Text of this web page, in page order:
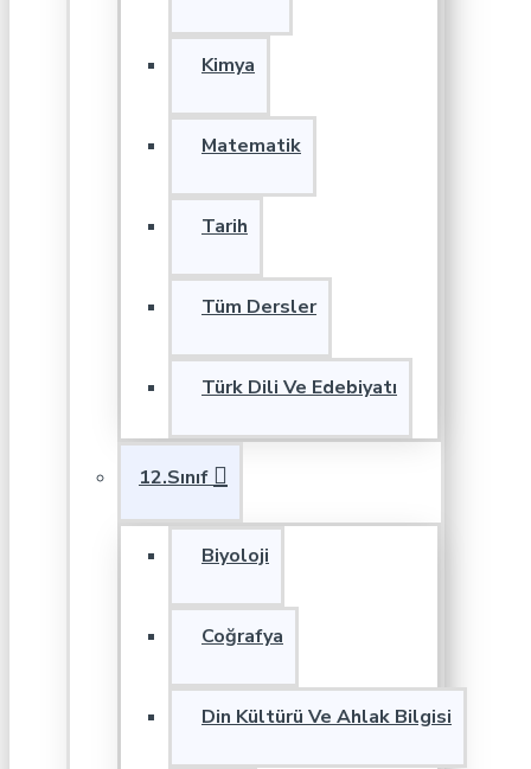
Kimya
Matematik
Tarih
Tüm Dersler
Türk Dili Ve Edebiyatı
12.Sınıf
Biyoloji
Coğrafya
Din Kültürü Ve Ahlak Bilgisi